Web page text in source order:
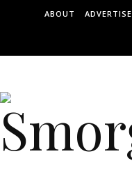
Skip to content
ABOUT ADVERTISE